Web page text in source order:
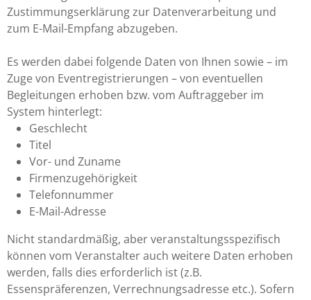
Zustimmungserklärung zur Datenverarbeitung und
zum E-Mail-Empfang abzugeben.
Es werden dabei folgende Daten von Ihnen sowie – im
Zuge von Eventregistrierungen – von eventuellen
Begleitungen erhoben bzw. vom Auftraggeber im
System hinterlegt:
Geschlecht
Titel
Vor- und Zuname
Firmenzugehörigkeit
Telefonnummer
E-Mail-Adresse
Nicht standardmäßig, aber veranstaltungsspezifisch
können vom Veranstalter auch weitere Daten erhoben
werden, falls dies erforderlich ist (z.B.
Essenspräferenzen, Verrechnungsadresse etc.). Sofern